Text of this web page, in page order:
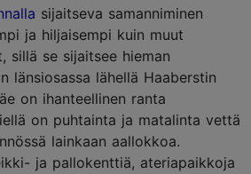
sijaitseva samanniminen
ja hiljaisempi kuin muut
sillä se sijaitsee hieman
länsiosassa lähellä Haaberstin
on ihanteellinen ranta
on puhtainta ja matalinta vettä
lainkaan aallokkoa.
ja pallokenttiä, ateriapaikkoja